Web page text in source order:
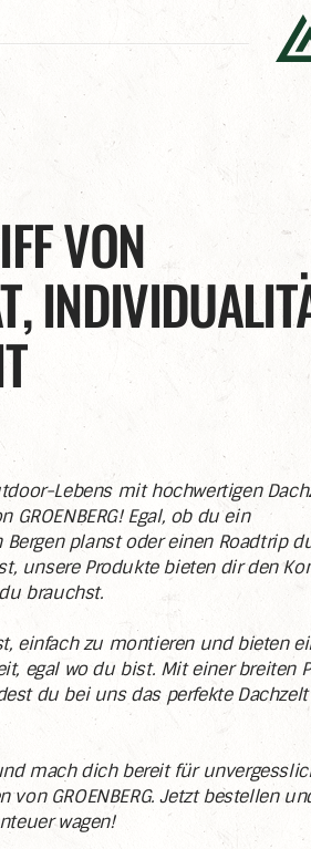
VON
Lebens mit hochwertigen
Egal, ob du ein
Bergen planst oder einen Roadtrip
unsere Produkte bieten dir den
brauchst.
einfach zu montieren und bieten
egal wo du bist. Mit einer breiten
du bei uns das perfekte
mach dich bereit für
GROENBERG. Jetzt bestellen
wagen!